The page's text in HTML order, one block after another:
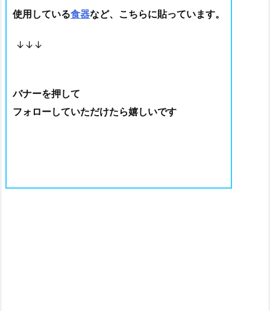
使用している食器など、こちらに貼っています。
↓↓↓
バナーを押して
フォローしていただけたら嬉しいです